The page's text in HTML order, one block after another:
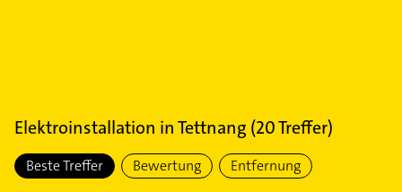
Elektroinstallation inTettnang (20Treffer)
Beste Treffer Bewertung Entfernung